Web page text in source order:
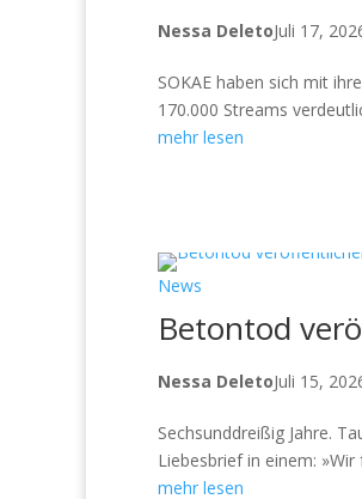
Nessa DeletoJuli 17,
SOKAE haben sich mit
170.000 Streams
mehr lesen
News
Betontod
Nessa DeletoJuli 15,
Sechsunddreißig Jahre.
Liebesbrief in einem:
mehr lesen